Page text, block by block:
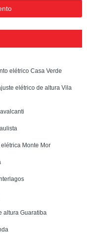
elétrico Casa Verde
elétrico de altura Vila
Monte Mor
altura Guaratiba